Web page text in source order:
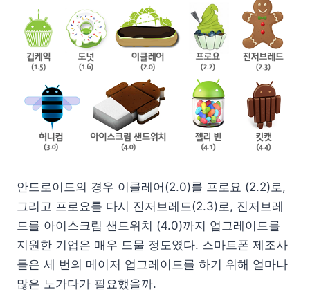
안드로이드의 경우 이클레어(2.0)를 프로요 (2.2)로,
그리고 프로요를 다시 진저브레드(2.3)로, 진저브레
드를 아이스크림 샌드위치 (4.0)까지 업그레이드를
지원한 기업은 매우 드물 정도였다. 스마트폰 제조사
들은 세 번의 메이저 업그레이드를 하기 위해 얼마나
많은 노가다가 필요했을까.